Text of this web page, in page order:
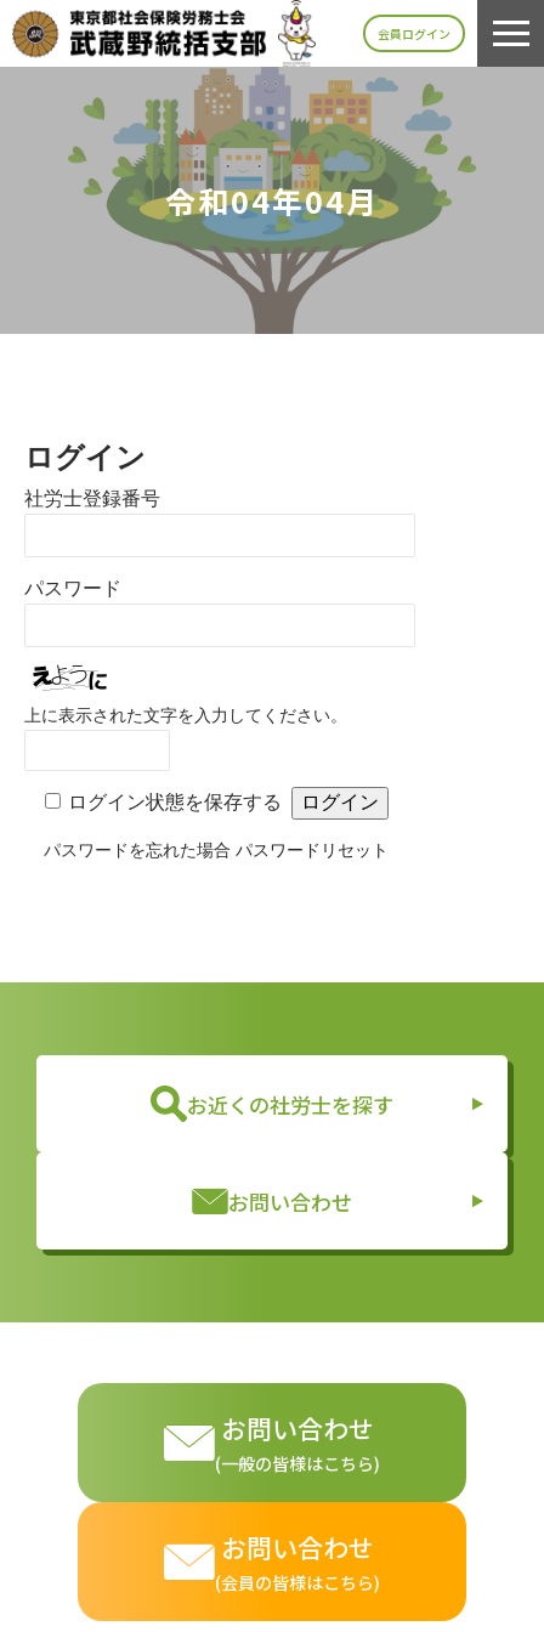
会員ログイン
令和04年04月
ログイン
社労士登録番号
パスワード
上に表示された文字を入力してください。
ログイン状態を保存する
パスワードを忘れた場合 パスワードリセット
お近くの社労士を探す
お問い合わせ
お問い合わせ
(一般の皆様はこちら)
お問い合わせ
(会員の皆様はこちら)